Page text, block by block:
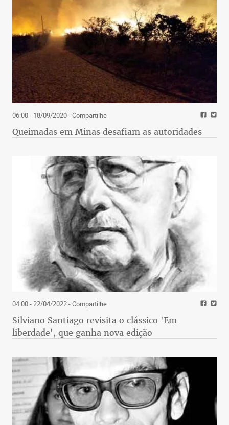
06:00 - 18/09/2020- Compartilhe
Queimadas em Minas desafiam as autoridades
04:00 - 22/04/2022- Compartilhe
Silviano Santiago revisita o clássico 'Em
liberdade', que ganha nova edição